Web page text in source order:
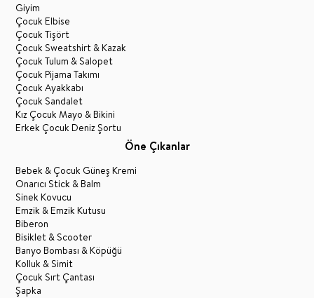
Giyim
Çocuk Elbise
Çocuk Tişört
Çocuk Sweatshirt & Kazak
Çocuk Tulum & Salopet
Çocuk Pijama Takımı
Çocuk Ayakkabı
Çocuk Sandalet
Kız Çocuk Mayo & Bikini
Erkek Çocuk Deniz Şortu
Öne Çıkanlar
Bebek & Çocuk Güneş Kremi
Onarıcı Stick & Balm
Sinek Kovucu
Emzik & Emzik Kutusu
Biberon
Bisiklet & Scooter
Banyo Bombası & Köpüğü
Kolluk & Simit
Çocuk Sırt Çantası
Şapka